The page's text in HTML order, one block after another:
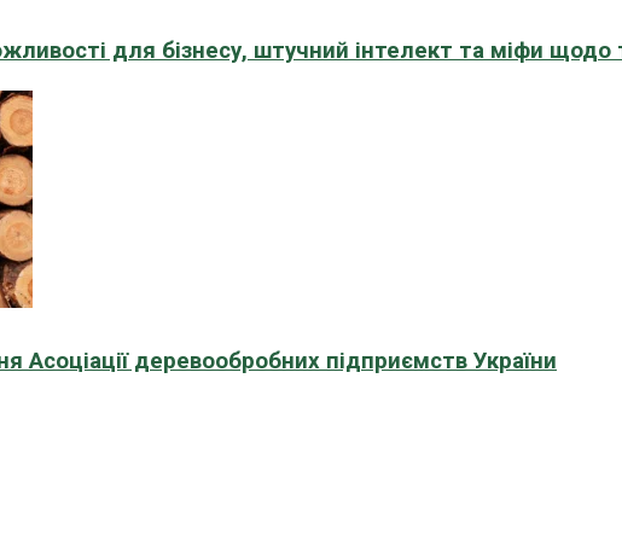
для бізнесу, штучний інтелект та міфи щодо
Асоціації деревообробних підприємств України